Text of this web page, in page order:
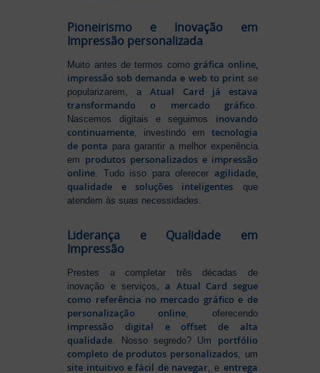
Pioneirismo e Inovação em
Impressão personalizada
Muito antes de termos como gráfica online,
impressão sob demanda e web to printse
popularizarem, aAtual Card já estava
transformando o mercado gráfico.
Nascemos digitais e seguimos inovando
continuamente, investindo em tecnologia
de ponta para garantir a melhor experiência
em produtos personalizados e impressão
online. Tudo isso para oferecer agilidade,
qualidade e soluções inteligentes que
atendem às suas necessidades.
Liderança e Qualidade em
Impressão
Prestes a completar três décadas de
inovação e serviços,a Atual Card segue
como referência no mercado gráfico e de
personalização online, oferecendo
impressão digital e offset de alta
qualidade . Nosso segredo? Um portfólio
completo de produtos personalizados , um
site intuitivo e fácil de navegar , e entrega